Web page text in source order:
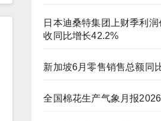
日本迪桑特集团上财季利
收同比增长42.2%
新加坡6月零售销售总额同
全国棉花生产气象月报